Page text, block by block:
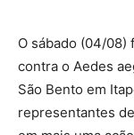
O sábado (04/08)
contra o Aedes
São Bento em
representantes